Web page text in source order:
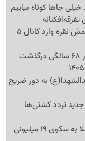
جاها کوتاه بیاییم
قیمت نقره امروز شنبه 17 مرداد 1405؛ شمش نقره وارد کانال 5
به دور ضریح
جدید تردد کشتی‌ها
قیمت طلا و سکه امروز 17 مرداد 1405؛ طلا به سکوی 19 میلیونی